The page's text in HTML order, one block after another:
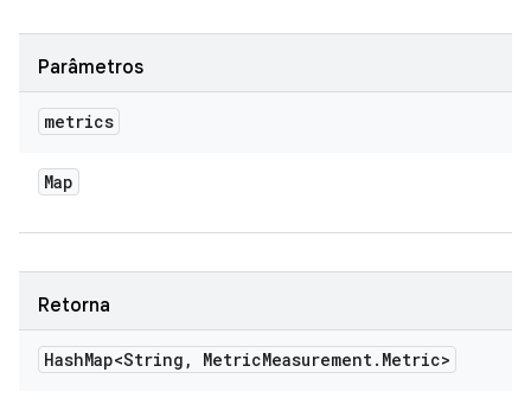
Parâmetros
metrics
Map
Retorna
HashMap<String , MetricMeasurement. Metric>